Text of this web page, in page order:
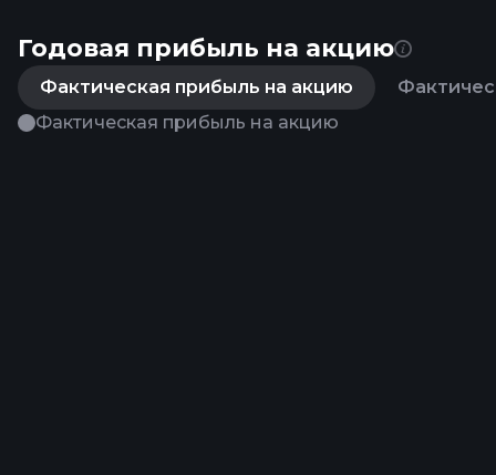
Годовая прибыль на акцию
Фактическая прибыль на акцию
Фактическая прибыль на акцию